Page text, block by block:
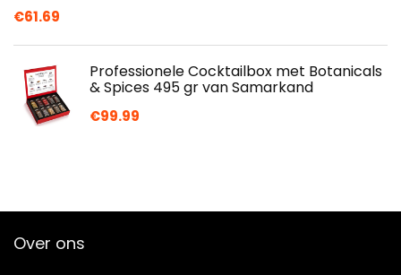
€61.69
Professionele Cocktailbox met Botanicals
& Spices 495 gr van Samarkand
€99.99
Over ons